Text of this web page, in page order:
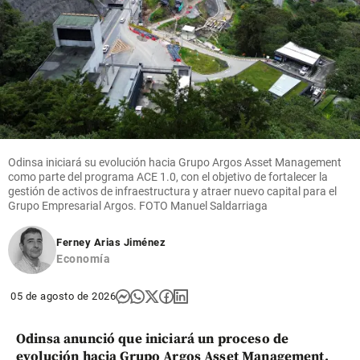
share
Columnistas
Competencia
share
Odinsa iniciará su evolución hacia Grupo Argos Asset Management
como parte del programa ACE 1.0, con el objetivo de fortalecer la
gestión de activos de infraestructura y atraer nuevo capital para el
Grupo Empresarial Argos. FOTO Manuel Saldarriaga
Ferney Arias Jiménez
Economía
05 de agosto de 2026
Odinsa anunció que iniciará un proceso de